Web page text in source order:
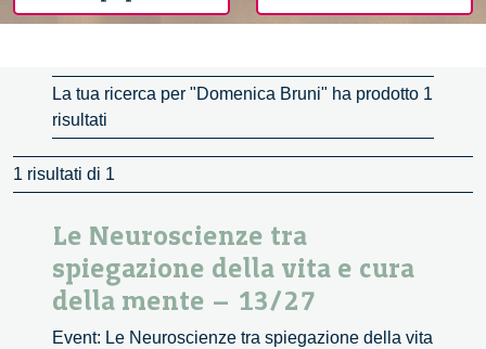
La tua ricerca per "Domenica Bruni" ha prodotto 1
risultati
1 risultati di 1
Le Neuroscienze tra
spiegazione della vita e cura
della mente – 13/27
Event: Le Neuroscienze tra spiegazione della vita